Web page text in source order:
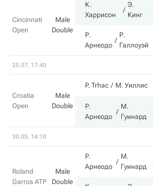
Cincinnati
Open
Male
Double
К.
Харрисон
Э.
Кинг
Р.
Арнеодо
Р.
Галлоуэй
25.07, 17:40
Croatia
Open
Male
Double
P. Trhac М. Уиллис
Р.
Арнеодо
М.
Гуинард
30.05, 14:10
Roland
Garros ATP
Male
Double
Р.
Арнеодо
М.
Гуинард